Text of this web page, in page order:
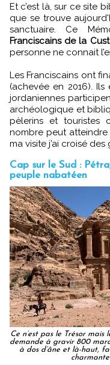
Et c’est là, sur ce site
que se trouve
sanctuaire. Ce
Franciscains de la
personne ne connait
Les Franciscains ont
(achevée en 2016).
jordaniennes
archéologique et
pèlerins et touristes
nombre peut atteindre
ma visite j’ai croisé des
Cap sur le Sud :
peuple nabatéen
Ce n’est pas le Trésor
demande à gravir 800
à dos d’âne et là-haut,